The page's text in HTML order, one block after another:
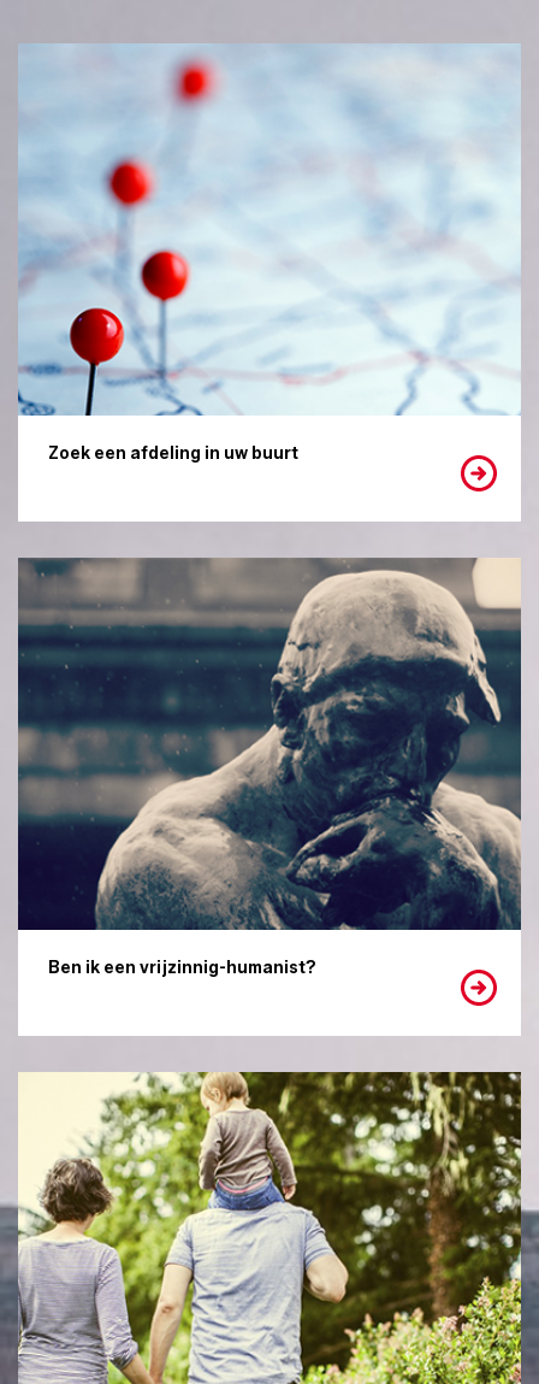
Zoek een afdeling in uw buurt
Ben ik een vrijzinnig-humanist?